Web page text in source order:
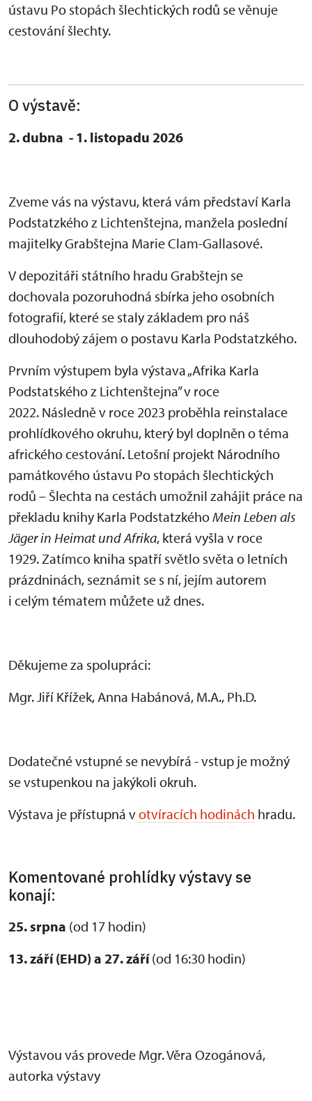
ústavu Po stopách šlechtických rodů se věnuje
cestování šlechty.
O výstavě:
2. dubna - 1. listopadu 2026
Zveme vás na výstavu, která vám představí Karla
Podstatzkého z Lichtenštejna, manžela poslední
majitelky Grabštejna Marie Clam-Gallasové.
V depozitáři státního hradu Grabštejn se
dochovala pozoruhodná sbírka jeho osobních
fotografií, které se staly základem pro náš
dlouhodobý zájem o postavu Karla Podstatzkého.
Prvním výstupem byla výstava „Afrika Karla
Podstatského z Lichtenštejna” v roce
2022. Následně v roce 2023 proběhla reinstalace
prohlídkového okruhu, který byl doplněn o téma
afrického cestování. Letošní projekt Národního
památkového ústavu Po stopách šlechtických
rodů – Šlechta na cestách umožnil zahájit práce na
překladu knihy Karla PodstatzkéhoMein Leben als
Jäger in Heimat und Afrika, která vyšla v roce
1929. Zatímco kniha spatří světlo světa o letních
prázdninách, seznámit se s ní, jejím autorem
i celým tématem můžete už dnes.
Děkujeme za spolupráci:
Mgr. Jiří Křížek, Anna Habánová, M.A., Ph.D.
Dodatečné vstupné se nevybírá - vstup je možný
se vstupenkou na jakýkoli okruh.
Výstava je přístupná votvíracích hodinách hradu.
Komentované prohlídky výstavy se
konají:
25. srpna (od 17 hodin)
13. září (EHD) a 27. září(od 16:30 hodin)
Výstavou vás provede Mgr. Věra Ozogánová,
autorka výstavy